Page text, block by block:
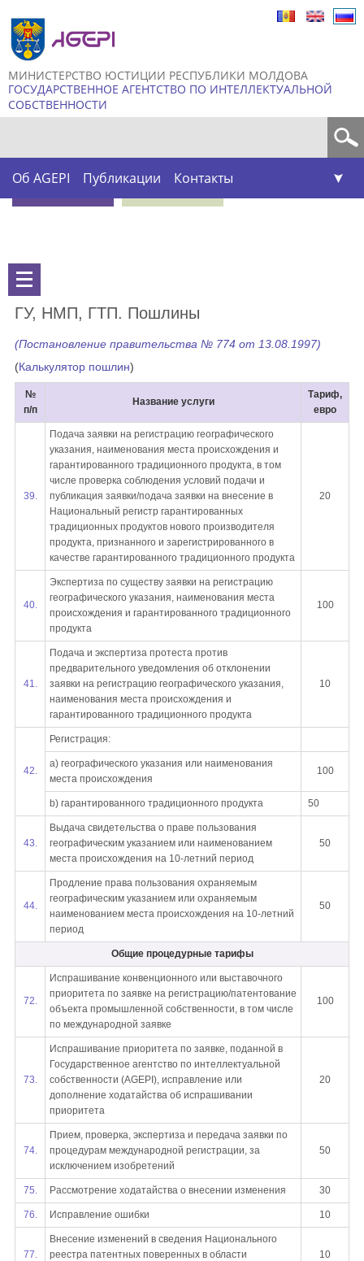
МИНИСТЕРСТВО ЮСТИЦИИ РЕСПУБЛИКИ МОЛДОВА
ГОСУДАРСТВЕННОЕ АГЕНТСТВО ПО ИНТЕЛЛЕКТУАЛЬНОЙ
СОБСТВЕННОСТИ
Об AGEPI Публикации Контакты
ГУ, НМП, ГТП. Пошлины
(Постановление правительства № 774 от 13.08.1997)
(Калькулятор пошлин)
№
п/п
Название услуги
Тариф,
евро
39.
Подача заявки на регистрацию географического
указания, наименования места происхождения и
гарантированного традиционного продукта, в том
числе проверка соблюдения условий подачи и
публикация заявки/подача заявки на внесение в
Национальный регистр гарантированных
традиционных продуктов нового производителя
продукта, признанного и зарегистрированного в
качестве гарантированного традиционного продукта
20
40.
Экспертиза по существу заявки на регистрацию
географического указания, наименования места
происхождения и гарантированного традиционного
продукта
100
41.
Подача и экспертиза протеста против
предварительного уведомления об отклонении
заявки на регистрацию географического указания,
наименования места происхождения и
гарантированного традиционного продукта
10
42.
Регистрация:
a) географического указания или наименования
места происхождения
100
b) гарантированного традиционного продукта 50
43.
Выдача свидетельства о праве пользования
географическим указанием или наименованием
места происхождения на 10-летний период
50
44.
Продление права пользования охраняемым
географическим указанием или охраняемым
наименованием места происхождения на 10-летний
период
50
Общие процедурные тарифы
72.
Испрашивание конвенционного или выставочного
приоритета по заявке на регистрацию/патентование
объекта промышленной собственности, в том числе
по международной заявке
100
73.
Испрашивание приоритета по заявке, поданной в
Государственное агентство по интеллектуальной
собственности (AGEPI), исправление или
дополнение ходатайства об испрашивании
приоритета
20
74.
Прием, проверка, экспертиза и передача заявки по
процедурам международной регистрации, за
исключением изобретений
50
75. Рассмотрение ходатайства о внесении изменения 30
76. Исправление ошибки 10
77.
Внесение изменений в сведения Национального
реестра патентных поверенных в области
10